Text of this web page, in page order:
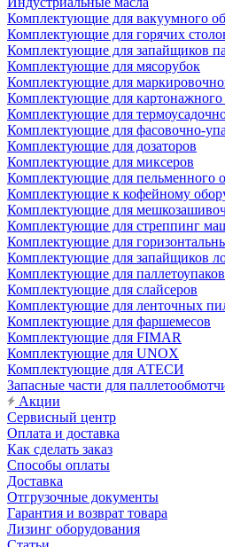
Комплектующие для вакуумного
Комплектующие для горячих
Комплектующие для запайщиков
Комплектующие для мясорубок
Комплектующие для
Комплектующие для картонажного
Комплектующие для
Комплектующие для фасовочно-
Комплектующие для дозаторов
Комплектующие для миксеров
Комплектующие для пельменного
Комплектующие к кофейному
Комплектующие для
Комплектующие для стреппинг
Комплектующие для
Комплектующие для запайщиков
Комплектующие для
Комплектующие для слайсеров
Комплектующие для ленточных
Комплектующие для фаршемесов
Комплектующие для FIMAR
Комплектующие для UNOX
Комплектующие для АТЕСИ
Запасные части для
Акции
Сервисный центр
Оплата и доставка
Как сделать заказ
Способы оплаты
Доставка
Отгрузочные документы
Гарантия и возврат товара
Лизинг оборудования